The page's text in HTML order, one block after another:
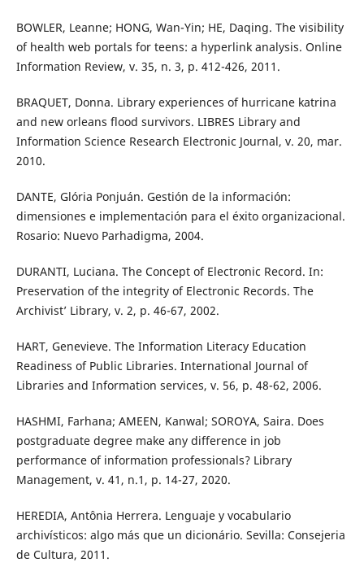
BOWLER, Leanne; HONG, Wan-Yin; HE, Daqing. The visibility
of health web portals for teens: a hyperlink analysis. Online
Information Review, v. 35, n. 3, p. 412-426, 2011.
BRAQUET, Donna. Library experiences of hurricane katrina
and new orleans flood survivors. LIBRES Library and
Information Science Research Electronic Journal, v. 20, mar.
2010.
DANTE, Glória Ponjuán. Gestión de la información:
dimensiones e implementación para el éxito organizacional.
Rosario: Nuevo Parhadigma, 2004.
DURANTI, Luciana. The Concept of Electronic Record. In:
Preservation of the integrity of Electronic Records. The
Archivist’ Library, v. 2, p. 46-67, 2002.
HART, Genevieve. The Information Literacy Education
Readiness of Public Libraries. International Journal of
Libraries and Information services, v. 56, p. 48-62, 2006.
HASHMI, Farhana; AMEEN, Kanwal; SOROYA, Saira. Does
postgraduate degree make any difference in job
performance of information professionals? Library
Management, v. 41, n.1, p. 14-27, 2020.
HEREDIA, Antônia Herrera. Lenguaje y vocabulario
archivísticos: algo más que un dicionário. Sevilla: Consejeria
de Cultura, 2011.